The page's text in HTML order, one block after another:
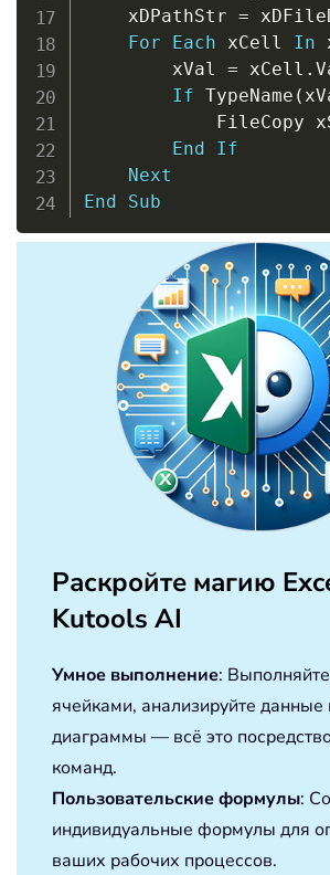
    xDPathStr
=
For
Each xCell In
        xVal
= xCell .
If TypeName (
FileCopy
End
If
Next
End
Sub
Раскройте магию
Kutools AI
Умное выполнение:
ячейками, анализируйте данные
диаграммы — всё это
команд.
Пользовательские формулы:
индивидуальные формулы для
ваших рабочих процессов.